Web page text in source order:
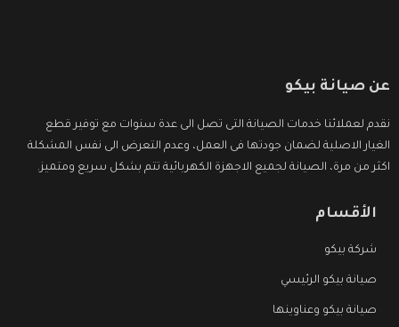
عن صيانة بيكو
نقدم لعملائنا خدمات الصيانة التى تصل الى عدة سنوات مع توفير قطع
الغيار الاصلية لضمان جودتها فى العمل، وعدم التعرض الى نفس المشكلة
اكثر من مرة، الصيانة لجميع الاجهزة الكهربائية تتم بشكل سريع ومتميز.
الأقسام
شركة بيكو
صيانة بيكو الرئيسي
صيانة بيكو وعناوينها